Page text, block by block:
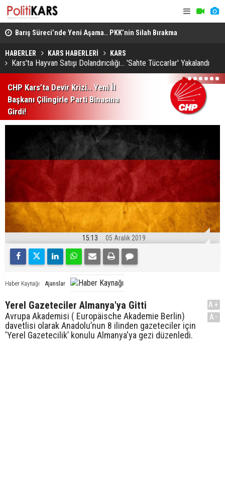
Barış Süreci’nde Yeni Aşama.. PKK’nin Silah Bırakma
Kararından Meclis’teki “Çerçeve Yasa”na!
HABERLER KARS HABERLERİ KARS
Kars'ta Hayvan Satışı Dolandırıcılığı... 'Sahte Tüccarlar' Yakalandı
CHP Kars’ta Devir Krizi.. Yeni İl
Başkanı Çilingirle Parti Binasına
Girdi!
1 2 3 4 5 6 7
15:13 05 Aralık 2019
Haber Kaynağı Ajanslar
Yerel Gazeteciler Almanya'ya Gitti
Avrupa Akademisi ( Europäische Akademie Berlin)
davetlisi olarak Anadolu’nun 8 ilinden gazeteciler için
‘Yerel Gazetecilik’ konulu Almanya'ya gezi düzenledi.
A+
A-